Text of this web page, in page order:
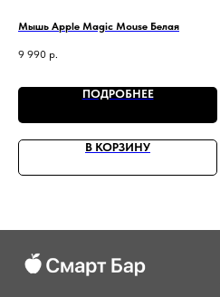
Мышь Apple Magic Mouse Белая
9 990 р.
ПОДРОБНЕЕ
В КОРЗИНУ